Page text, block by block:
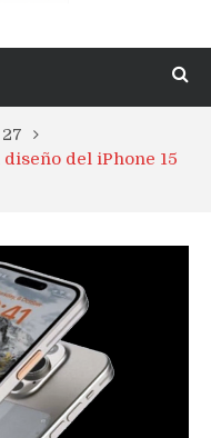
27
del iPhone 15